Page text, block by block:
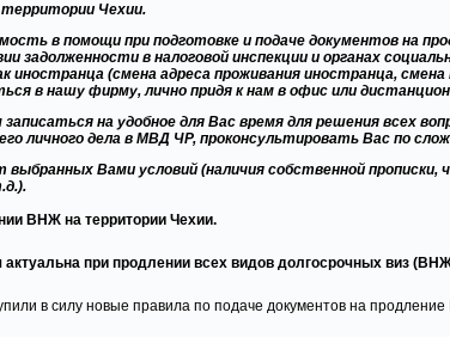
территории Чехии.
в помощи при подготовке и подаче документов на
задолженности в налоговой инспекции и органах
иностранца (смена адреса проживания иностранца, смена
в нашу фирму, лично придя к нам в офис или
записаться на удобное для Вас время для решения всех
личного дела в МВД ЧР, проконсультировать Вас по
Вами условий (наличия собственной
ВНЖ на территории Чехии.
при продлении всех видов долгосрочных виз
в силу новые правила по подаче документов на